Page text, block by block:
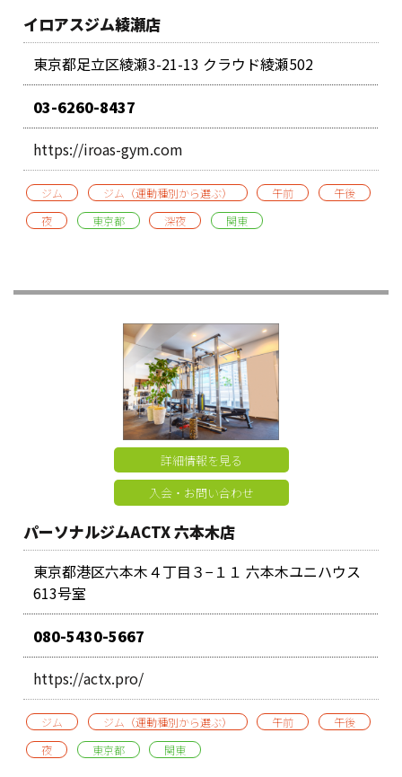
イロアスジム綾瀬店
東京都足立区綾瀬3-21-13 クラウド綾瀬502
03-6260-8437
https://iroas-gym.com
ジム ジム（運動種別から選ぶ） 午前
午後
夜
東京都 深夜 関東
詳細情報を見る
入会・お問い合わせ
パーソナルジムACTX 六本木店
東京都港区六本木４丁目３−１１ 六本木ユニハウス
613号室
080-5430-5667
https://actx.pro/
ジム ジム（運動種別から選ぶ） 午前
午後
夜
東京都 関東